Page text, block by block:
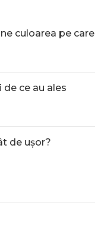
culoarea pe care
ce au ales
de ușor?